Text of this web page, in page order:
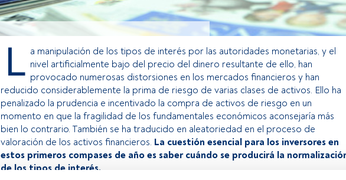
L a manipulación de los tipos de interés por las autoridades monetarias, y el
nivel artificialmente bajo del precio del dinero resultante de ello, han
provocado numerosas distorsiones en los mercados financieros y han
reducido considerablemente la prima de riesgo de varias clases de activos. Ello ha
penalizado la prudencia e incentivado la compra de activos de riesgo en un
momento en que la fragilidad de los fundamentales económicos aconsejaría más
bien lo contrario. También se ha traducido en aleatoriedad en el proceso de
valoración de los activos financieros. La cuestión esencial para los inversores en
estos primeros compases de año es saber cuándo se producirá la
de los tipos de interés.